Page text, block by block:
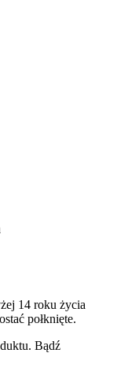
14 roku życia
połknięte.
Bądź